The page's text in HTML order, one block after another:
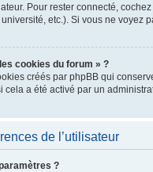
Pour rester connecté,
etc.). Si vous ne voyez
cookies du forum » ?
créés par phpBB qui
cela a été activé par un
de l’utilisateur
?